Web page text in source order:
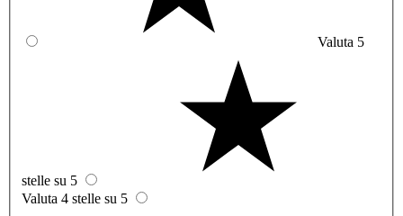
Valuta 5
stelle su 5
Valuta 4 stelle su 5